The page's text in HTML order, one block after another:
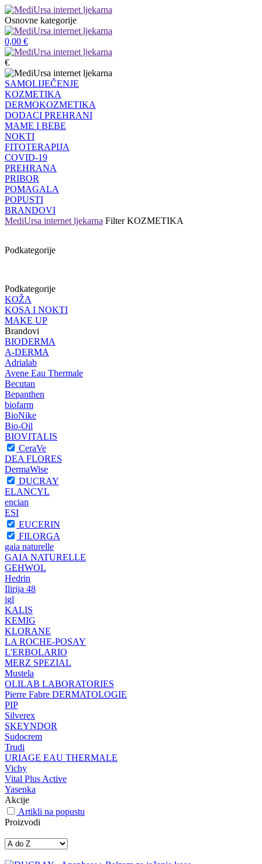
Osnovne kategorije
0,00 €
€
SAMOLIJEČENJE
KOZMETIKA
DERMOKOZMETIKA
DODACI PREHRANI
MAME I BEBE
NOKTI
FITOTERAPIJA
COVID-19
PREHRANA
PRIBOR
POMAGALA
POPUSTI
BRANDOVI
MediUrsa internet ljekarna Filter KOZMETIKA
Podkategorije
Podkategorije
KOŽA
KOSA I NOKTI
MAKE UP
Brandovi
BIODERMA
A-DERMA
Adrialab
Avene Eau Thermale
Becutan
Bepanthen
biofarm
BioNike
Bio-Oil
BIOVITALIS
CeraVe
DEA FLORES
DermaWise
DUCRAY
ELANCYL
encian
ESI
EUCERIN
FILORGA
gaia naturelle
GAIA NATURELLE
GEHWOL
Hedrin
Ilirija 48
jgl
KALIS
KEMIG
KLORANE
LA ROCHE-POSAY
L'ERBOLARIO
MERZ SPEZIAL
Mustela
OLILAB LABORATORIES
Pierre Fabre DERMATOLOGIE
PIP
Silverex
SKEYNDOR
Sudocrem
Trudi
URIAGE EAU THERMALE
Vichy
Vital Plus Active
Yasenka
Akcije
Artikli na popustu
Proizvodi